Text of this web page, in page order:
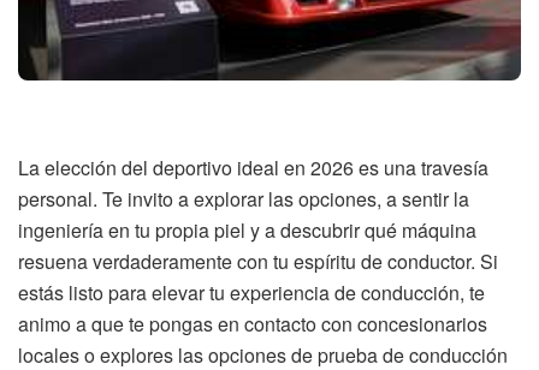
La elección del deportivo ideal en 2026 es una travesía
personal. Te invito a explorar las opciones, a sentir la
ingeniería en tu propia piel y a descubrir qué máquina
resuena verdaderamente con tu espíritu de conductor. Si
estás listo para elevar tu experiencia de conducción, te
animo a que te pongas en contacto con concesionarios
locales o explores las opciones de prueba de conducción